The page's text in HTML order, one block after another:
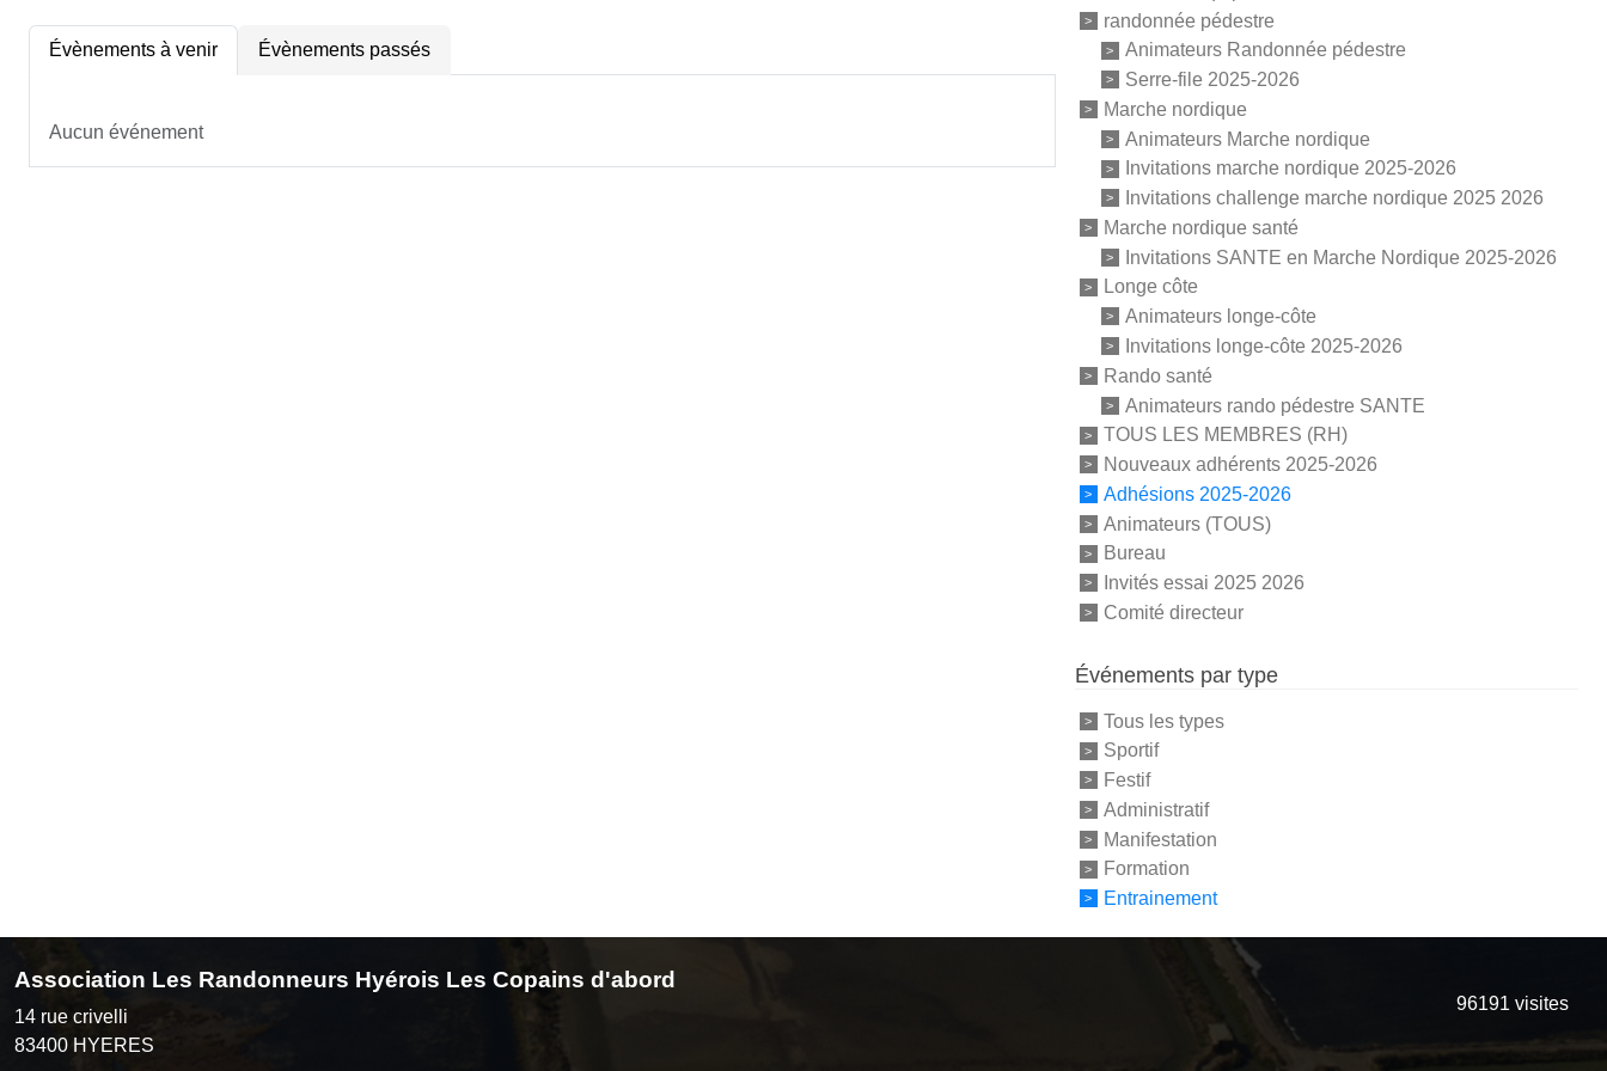
Évènements à venir Évènements passés
Aucun événement
randonnée pédestre
Animateurs Randonnée pédestre
Serre-file 2025-2026
Marche nordique
Animateurs Marche nordique
Invitations marche nordique 2025-2026
Invitations challenge marche nordique 2025 2026
Marche nordique santé
Invitations SANTE en Marche Nordique 2025-2026
Longe côte
Animateurs longe-côte
Invitations longe-côte 2025-2026
Rando santé
Animateurs rando pédestre SANTE
TOUS LES MEMBRES (RH)
Nouveaux adhérents 2025-2026
Adhésions 2025-2026
Animateurs (TOUS)
Bureau
Invités essai 2025 2026
Comité directeur
Événements par type
Tous les types
Sportif
Festif
Administratif
Manifestation
Formation
Entrainement
Association Les Randonneurs Hyérois Les Copains d'abord
14 rue crivelli
83400 HYERES
96191 visites